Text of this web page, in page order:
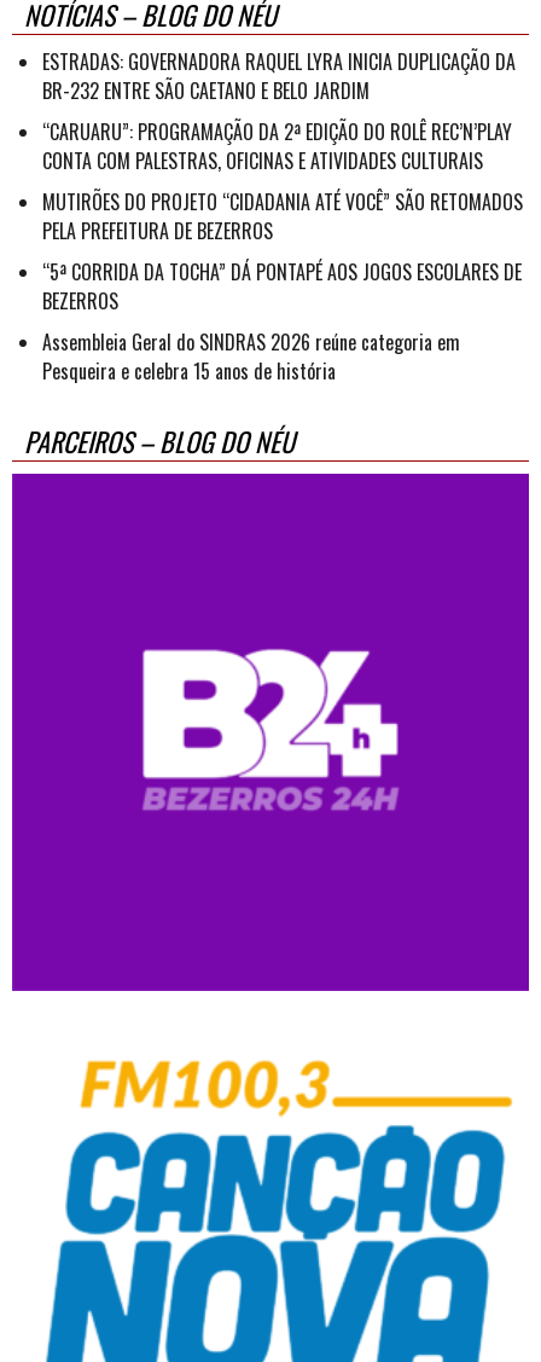
NOTÍCIAS – BLOG DO NÉU
ESTRADAS: GOVERNADORA RAQUEL LYRA INICIA DUPLICAÇÃO DA
BR-232 ENTRE SÃO CAETANO E BELO JARDIM
“CARUARU”: PROGRAMAÇÃO DA 2ª EDIÇÃO DO ROLÊ REC’N’PLAY
CONTA COM PALESTRAS, OFICINAS E ATIVIDADES CULTURAIS
MUTIRÕES DO PROJETO “CIDADANIA ATÉ VOCÊ” SÃO RETOMADOS
PELA PREFEITURA DE BEZERROS
“5ª CORRIDA DA TOCHA” DÁ PONTAPÉ AOS JOGOS ESCOLARES DE
BEZERROS
Assembleia Geral do SINDRAS 2026 reúne categoria em
Pesqueira e celebra 15 anos de história
PARCEIROS – BLOG DO NÉU